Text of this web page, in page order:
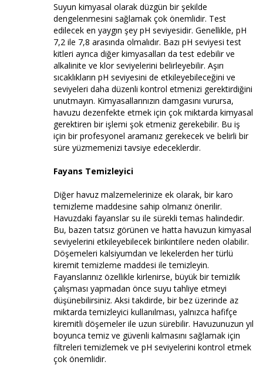
Suyun kimyasal olarak düzgün bir şekilde
dengelenmesini sağlamak çok önemlidir. Test
edilecek en yaygın şey pH seviyesidir. Genellikle, pH
7,2 ile 7,8 arasında olmalıdır. Bazı pH seviyesi test
kitleri ayrıca diğer kimyasalları da test edebilir ve
alkalinite ve klor seviyelerini belirleyebilir. Aşırı
sıcaklıkların pH seviyesini de etkileyebileceğini ve
seviyeleri daha düzenli kontrol etmenizi gerektirdiğini
unutmayın. Kimyasallarınızın damgasını vurursa,
havuzu dezenfekte etmek için çok miktarda kimyasal
gerektiren bir işlemi şok etmeniz gerekebilir. Bu iş
için bir profesyonel aramanız gerekecek ve belirli bir
süre yüzmemenizi tavsiye edeceklerdir.
Fayans Temizleyici
Diğer havuz malzemelerinize ek olarak, bir karo
temizleme maddesine sahip olmanız önerilir.
Havuzdaki fayanslar su ile sürekli temas halindedir.
Bu, bazen tatsız görünen ve hatta havuzun kimyasal
seviyelerini etkileyebilecek birikintilere neden olabilir.
Döşemeleri kalsiyumdan ve lekelerden her türlü
kiremit temizleme maddesi ile temizleyin.
Fayanslarınız özellikle kirlenirse, büyük bir temizlik
çalışması yapmadan önce suyu tahliye etmeyi
düşünebilirsiniz. Aksi takdirde, bir bez üzerinde az
miktarda temizleyici kullanılması, yalnızca hafifçe
kiremitli döşemeler ile uzun sürebilir. Havuzunuzun yıl
boyunca temiz ve güvenli kalmasını sağlamak için
filtreleri temizlemek ve pH seviyelerini kontrol etmek
çok önemlidir.